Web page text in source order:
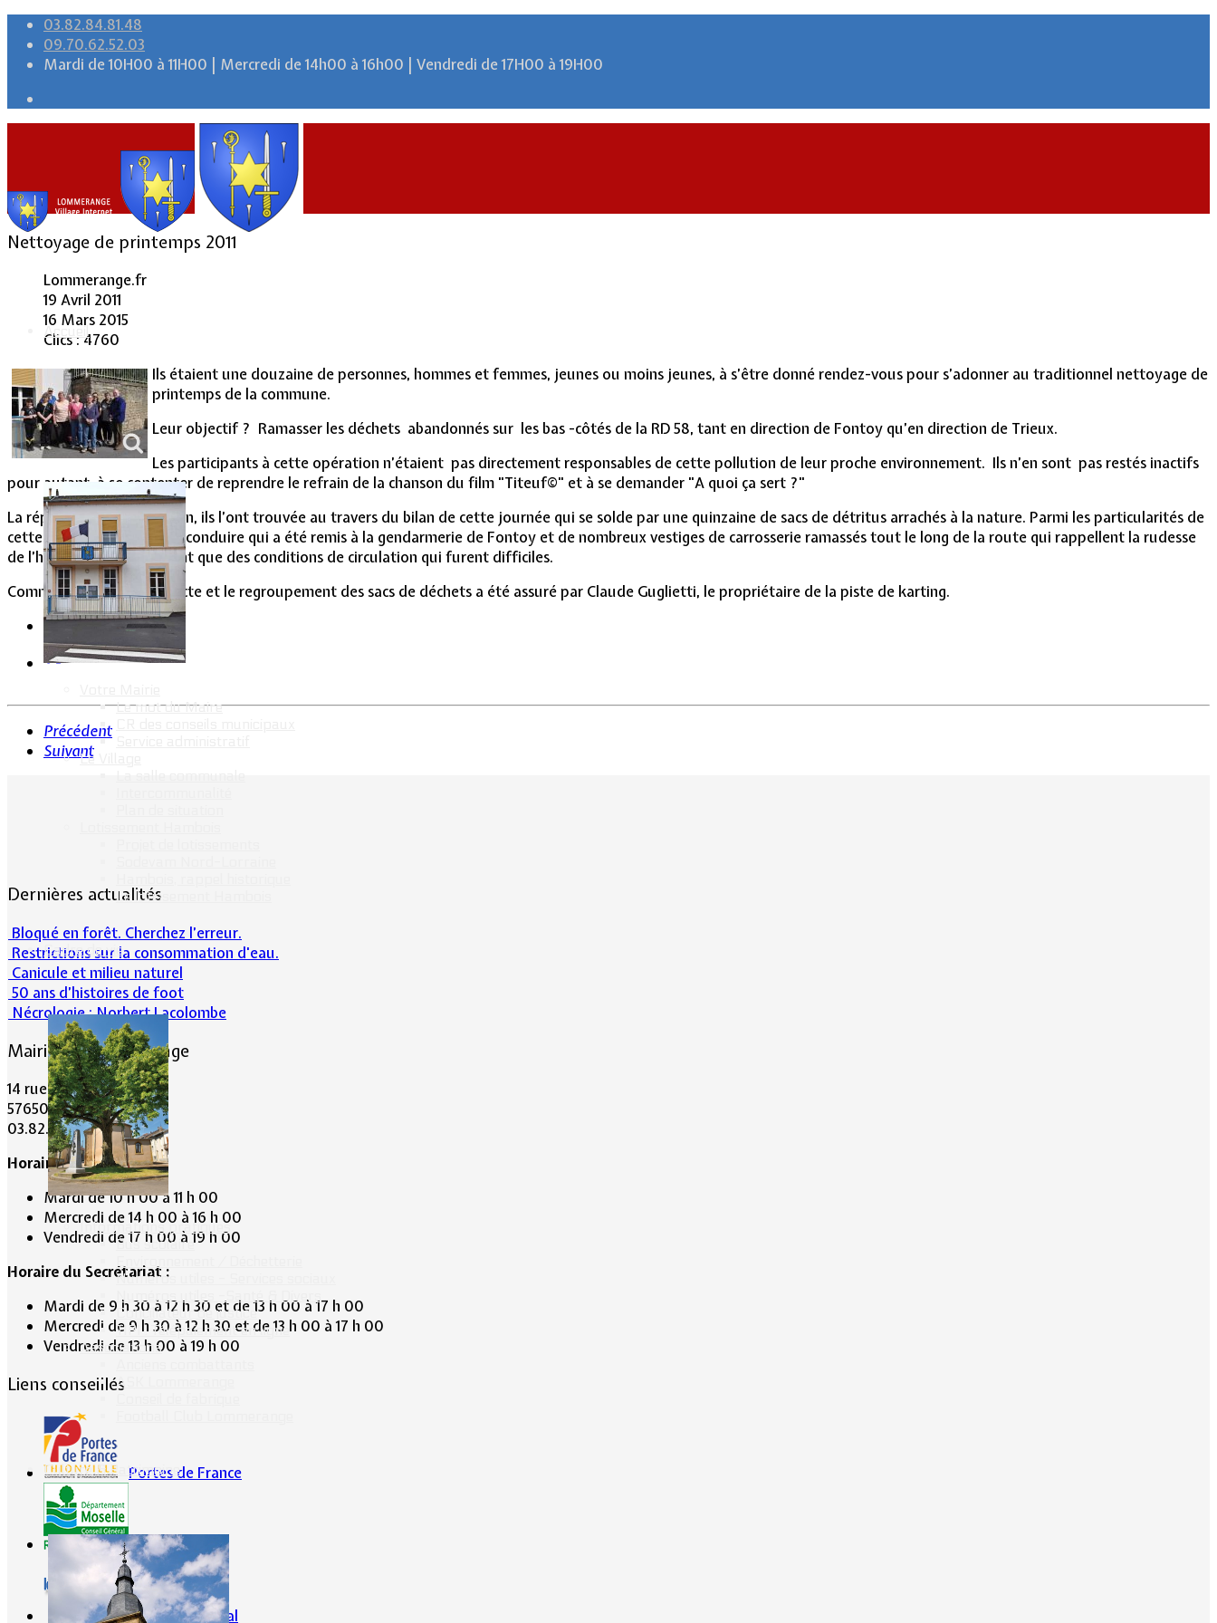
03.82.84.81.48
09.70.62.52.03
Mardi de 10H00 à 11H00 | Mercredi de 14h00 à 16h00 | Vendredi de 17H00 à 19H00
Accueil
Vie Municipale
Le mot du Maire
Le Village
Le lotissement Hambois
Cadre de vie
Informations pratiques
Bus scolaire
Environnement / Déchetterie
Numéros utiles - Services sociaux
Numéros utiles -Santé & Divers
Conciliateur de justice
TIPI : Télépaiement en ligne
Associations
ASK Lommerange
Culture & Patrimoine
Nettoyage de printemps 2011
Lommerange.fr
19 Avril 2011
16 Mars 2015
Clics : 4760
Ils étaient une douzaine de personnes, hommes et femmes, jeunes ou moins jeunes, à s’être donné rendez-vous pour s’adonner au traditionnel nettoyage de
printemps de la commune.
Leur objectif ? Ramasser les déchets abandonnés sur les bas -côtés de la RD 58, tant en direction de Fontoy qu’en direction de Trieux.
Les participants à cette opération n’étaient pas directement responsables de cette pollution de leur proche environnement. Ils n’en sont pas restés inactifs
pour autant, à se contenter de reprendre le refrain de la chanson du film "Titeuf©" et à se demander "A quoi ça sert ?"
La réponse à cette question, ils l’ont trouvée au travers du bilan de cette journée qui se solde par une quinzaine de sacs de détritus arrachés à la nature. Parmi les particularités de
cette action, un permis de conduire qui a été remis à la gendarmerie de Fontoy et de nombreux vestiges de carrosserie ramassés tout le long de la route qui rappellent la rudesse
de l’hiver passé tout autant que des conditions de circulation qui furent difficiles.
Comme l’an passé, la collecte et le regroupement des sacs de déchets a été assuré par Claude Guglietti, le propriétaire de la piste de karting.
Précédent
Suivant
Dernières actualités
Bloqué en forêt. Cherchez l’erreur.
Restrictions sur la consommation d'eau.
Canicule et milieu naturel
50 ans d’histoires de foot
Nécrologie : Norbert Lacolombe
Mairie de Lommerange
14 rue Maréchal Joffre
57650 LOMMERANGE
03.82.84.81.48
Horaire de la Mairie:
Mardi de 10 h 00 à 11 h 00
Mercredi de 14 h 00 à 16 h 00
Vendredi de 17 h 00 à 19 h 00
Horaire du Secrétariat :
Mardi de 9 h 30 à 12 h 30 et de 13 h 00 à 17 h 00
Mercredi de 9 h 30 à 12 h 30 et de 13 h 00 à 17 h 00
Vendredi de 13 h 00 à 19 h 00
Liens conseillés
Portes de France
CG57
Conseil Régional